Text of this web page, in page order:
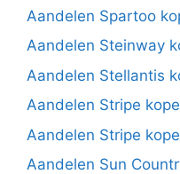
Aandelen Spartoo
Aandelen Steinway
Aandelen Stellantis
Aandelen Stripe
Aandelen Stripe
Aandelen Sun